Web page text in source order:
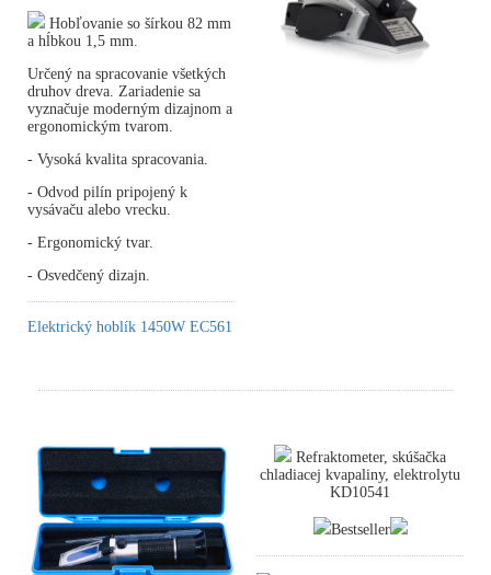
Hobľovanie so šírkou 82 mm
a hĺbkou 1,5 mm.
Určený na spracovanie všetkých
druhov dreva. Zariadenie sa
vyznačuje moderným dizajnom a
ergonomickým tvarom.
- Vysoká kvalita spracovania.
- Odvod pilín pripojený k
vysávaču alebo vrecku.
- Ergonomický tvar.
- Osvedčený dizajn.
Elektrický hoblík 1450W EC561
Refraktometer, skúšačka
chladiacej kvapaliny, elektrolytu
KD10541
Bestseller